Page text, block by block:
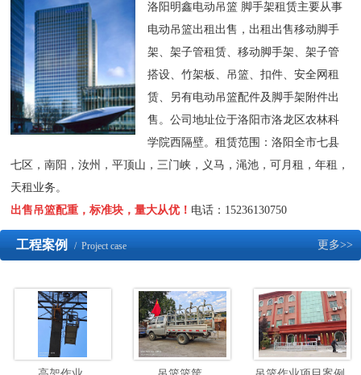
洛阳明鑫电动吊篮 脚手架租赁主要从事
电动吊篮出租出售，出租出售移动脚手
架、架子管租赁、移动脚手架、架子管
搭设、竹架板、吊篮、扣件、安全网租
赁、另有电动吊篮配件及脚手架附件出
售。公司地址位于洛阳市洛龙区农林科
学院西隔壁。租赁范围：洛阳全市七县
七区，南阳，汝州，平顶山，三门峡，义马，渑池，可月租，年租，
天租业务。
出售吊篮配重，标准块，量大从优！ 电话：15236130750
更多>>
工程案例/ Project case